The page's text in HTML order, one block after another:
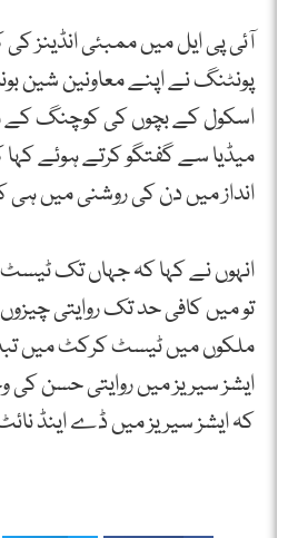
آئی پی ایل میں ممبئی انڈینز
پونٹنگ نے اپنے معاونین شین
اسکول کے بچوں کی کوچنگ
میڈیا سے گفتگو کرتے ہوئے کہا
انداز میں دن کی روشنی میں ہی
انہوں نے کہا کہ جہاں تک
تو میں کافی حد تک روایتی
ملکوں میں ٹیسٹ کرکٹ میں
ایشز سیریز میں روایتی حسن کی
کہ ایشز سیریز میں ڈے اینڈ